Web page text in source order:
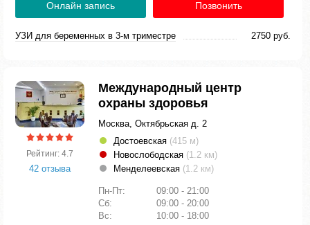
Онлайн запись Позвонить
УЗИ для беременных в 3-м триместре 2750 руб.
Рейтинг: 4.7
42 отзыва
Международный центр
охраны здоровья
Москва, Октябрьская д. 2
Достоевская (415 м)
Новослободская (1.2 км)
Менделеевская (1.2 км)
Пн-Пт:
09:00 - 21:00
Сб:
09:00 - 20:00
Вс:
10:00 - 18:00